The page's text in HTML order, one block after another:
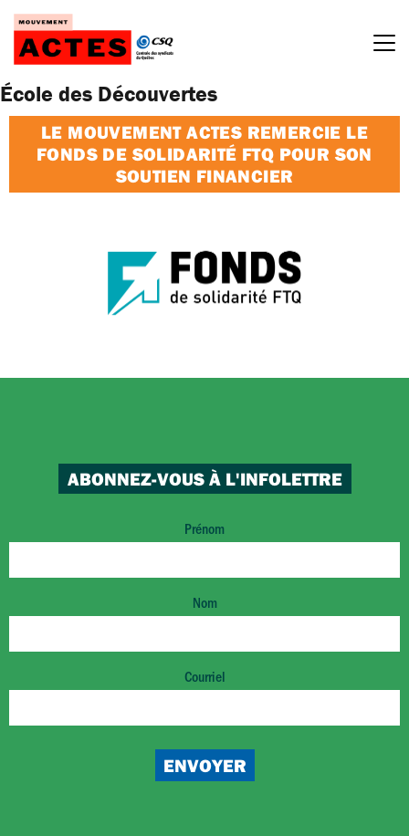
Passer
contenu
École des Découvertes
LE MOUVEMENT ACTES REMERCIE LE
FONDS DE SOLIDARITÉ FTQ POUR SON
SOUTIEN FINANCIER
ABONNEZ-VOUS À L'INFOLETTRE
Prénom
Nom
Courriel